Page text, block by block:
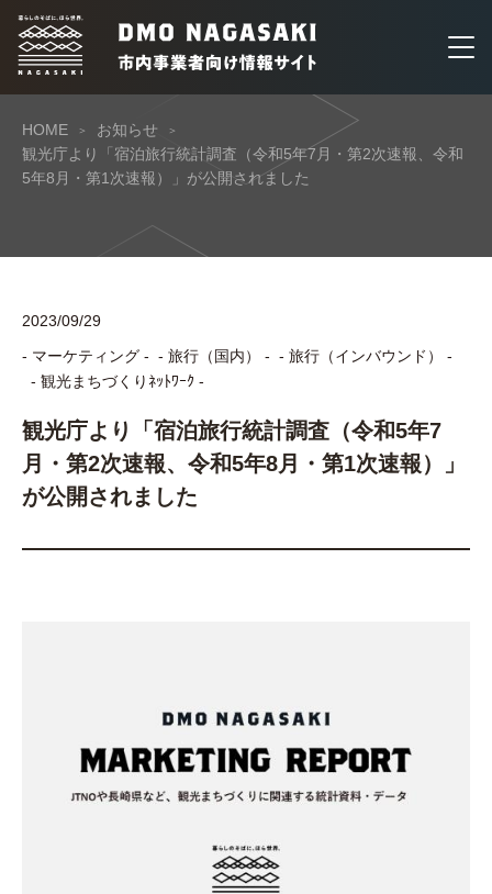
HOME
お知らせ
観光庁より「宿泊旅行統計調査（令和5年7月・第2次速報、令和
5年8月・第1次速報）」が公開されました
2023/09/29
- マーケティング - - 旅行（国内） - - 旅行（インバウンド） -
- 観光まちづくりﾈｯﾄﾜｰｸ -
観光庁より「宿泊旅行統計調査（令和5年7
月・第2次速報、令和5年8月・第1次速報）」
が公開されました